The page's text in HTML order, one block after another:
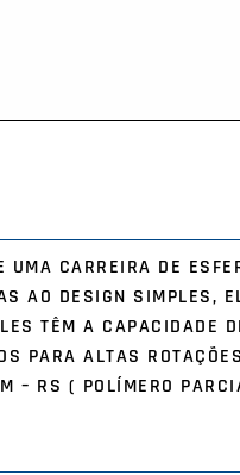
UMA CARREIRA DE
AO DESIGN SIMPLES,
TÊM A CAPACIDADE
PARA ALTAS
– RS ( POLÍMERO